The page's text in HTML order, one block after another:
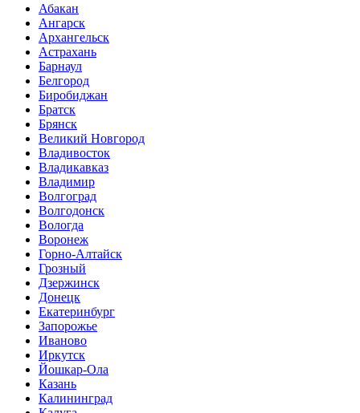
Абакан
Ангарск
Архангельск
Астрахань
Барнаул
Белгород
Биробиджан
Братск
Брянск
Великий Новгород
Владивосток
Владикавказ
Владимир
Волгоград
Волгодонск
Вологда
Воронеж
Горно-Алтайск
Грозный
Дзержинск
Донецк
Екатеринбург
Запорожье
Иваново
Иркутск
Йошкар-Ола
Казань
Калининград